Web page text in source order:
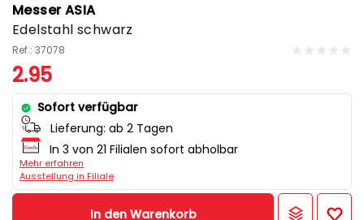
Messer ASIA
Edelstahl schwarz
Ref.: 37078
2.95
Sofort verfügbar
Lieferung: ab 2 Tagen
In 3 von 21 Filialen sofort abholbar
Mehr erfahren
Ausstellung in Filiale
In den Warenkorb